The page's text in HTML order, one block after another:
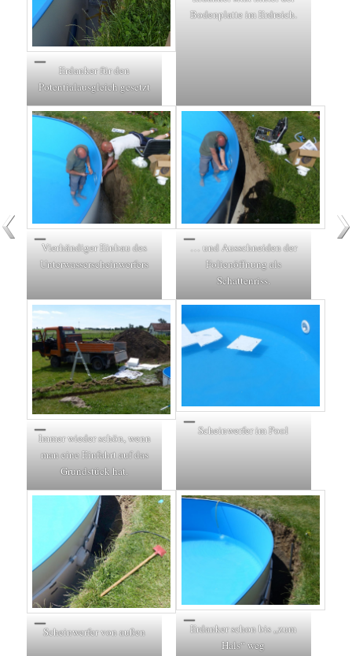
Erdanker für den
Potentialausgleich gesetzt
Bodenplatte im Erdreich.
Vierhändiger Einbau des
Unterwasserscheinwerfers
… und Ausschneiden der
Folienöffnung als
Schattenriss.
Immer wieder schön, wenn
man eine Einfahrt auf das
Grundstück hat.
Scheinwerfer im Pool
Scheinwerfer von außen
Erdanker schon bis „zum
Hals“ weg